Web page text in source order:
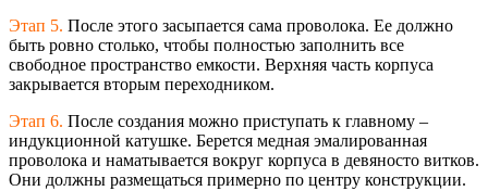
Этап 5. После этого засыпается сама проволока. Ее должно
быть ровно столько, чтобы полностью заполнить все
свободное пространство емкости. Верхняя часть корпуса
закрывается вторым переходником.
Этап 6. После создания можно приступать к главному –
индукционной катушке. Берется медная эмалированная
проволока и наматывается вокруг корпуса в девяносто витков.
Они должны размещаться примерно по центру конструкции.